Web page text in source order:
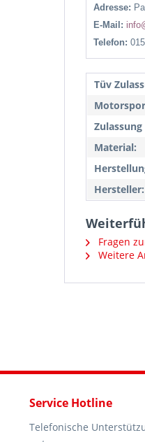
Adresse:
E-Mail:
Telefon:
Tüv
Zulassung
Material:
Hersteller:
Fragen
Weitere
Service Hotline
Telefonische